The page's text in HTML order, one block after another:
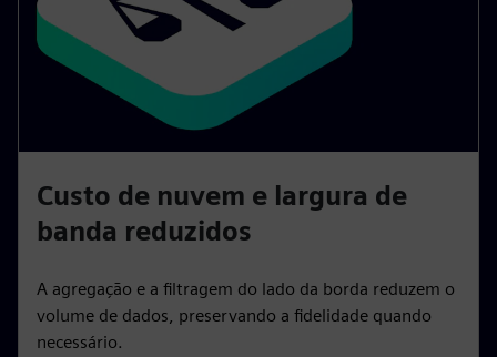
Custo de nuvem e largura de
banda reduzidos
A agregação e a filtragem do lado da borda reduzem o
volume de dados, preservando a fidelidade quando
necessário.